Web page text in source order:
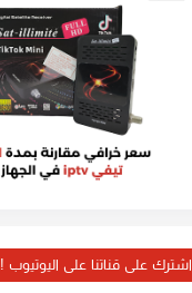
اشترك على قناتنا على اليوتيوب !